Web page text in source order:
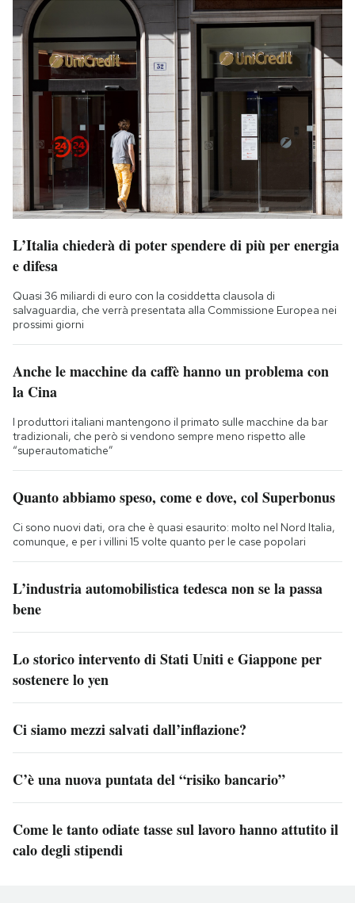
L’Italia chiederà di poter spendere di più per energia
e difesa
Quasi 36 miliardi di euro con la cosiddetta clausola di
salvaguardia, che verrà presentata alla Commissione Europea nei
prossimi giorni
Anche le macchine da caffè hanno un problema con
la Cina
I produttori italiani mantengono il primato sulle macchine da bar
tradizionali, che però si vendono sempre meno rispetto alle
“superautomatiche”
Quanto abbiamo speso, come e dove, col Superbonus
Ci sono nuovi dati, ora che è quasi esaurito: molto nel Nord Italia,
comunque, e per i villini 15 volte quanto per le case popolari
L’industria automobilistica tedesca non se la passa
bene
Lo storico intervento di Stati Uniti e Giappone per
sostenere lo yen
Ci siamo mezzi salvati dall’inflazione?
C’è una nuova puntata del “risiko bancario”
Come le tanto odiate tasse sul lavoro hanno attutito il
calo degli stipendi